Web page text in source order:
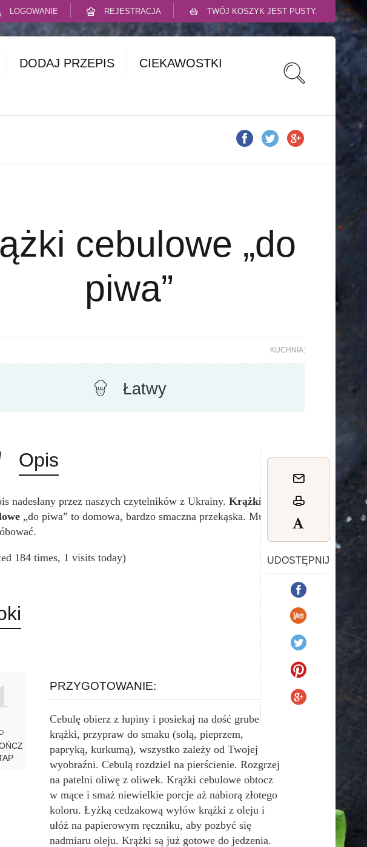
LOGOWANIE REJESTRACJA TWÓJ KOSZYK JEST PUSTY.
DODAJ PRZEPIS
CIEKAWOSTKI
cebulowe „do
piwa”
KUCHNIA:
Łatwy
Opis
UDOSTĘPNIJ
nadesłany przez naszych czytelników z Ukrainy. Krążki
„do piwa” to domowa, bardzo smaczna przekąska. Musisz
184 times, 1 visits today)
PRZYGOTOWANIE:
Cebulę obierz z łupiny i posiekaj na dość grube
krążki, przypraw do smaku (solą, pieprzem,
papryką, kurkumą), wszystko zależy od Twojej
wyobraźni. Cebulą rozdziel na pierścienie. Rozgrzej
na patelni oliwę z oliwek. Krążki cebulowe obtocz
w mące i smaż niewielkie porcje aż nabiorą złotego
koloru. Łyżką cedzakową wyłów krążki z oleju i
ułóż na papierowym ręczniku, aby pozbyć się
nadmiaru oleju. Krążki są już gotowe do jedzenia.